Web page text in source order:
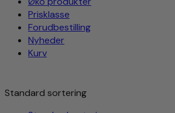
Prisklasse
Forudbestilling
Nyheder
Kurv
Standard sortering